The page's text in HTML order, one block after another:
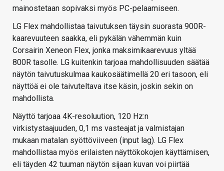
mainostetaan sopivaksi myös PC-pelaamiseen.
LG Flex mahdollistaa taivutuksen täysin suorasta 900R-
kaarevuuteen saakka, eli pykälän vähemmän kuin
Corsairin Xeneon Flex, jonka maksimikaarevuus yltää
800R tasolle. LG kuitenkin tarjoaa mahdollisuuden säätää
näytön taivutuskulmaa kaukosäätimellä 20 eri tasoon, eli
näyttöä ei ole taivuteltava itse käsin, joskin sekin on
mahdollista.
Näyttö tarjoaa 4K-resoluution, 120 Hz:n
virkistystaajuuden, 0,1 ms vasteajat ja valmistajan
mukaan matalan syöttöviiveen (input lag). LG Flex
mahdollistaa myös erilaisten näyttökokojen käyttämisen,
eli täyden 42 tuuman näytön sijaan kuvan voi piirtää